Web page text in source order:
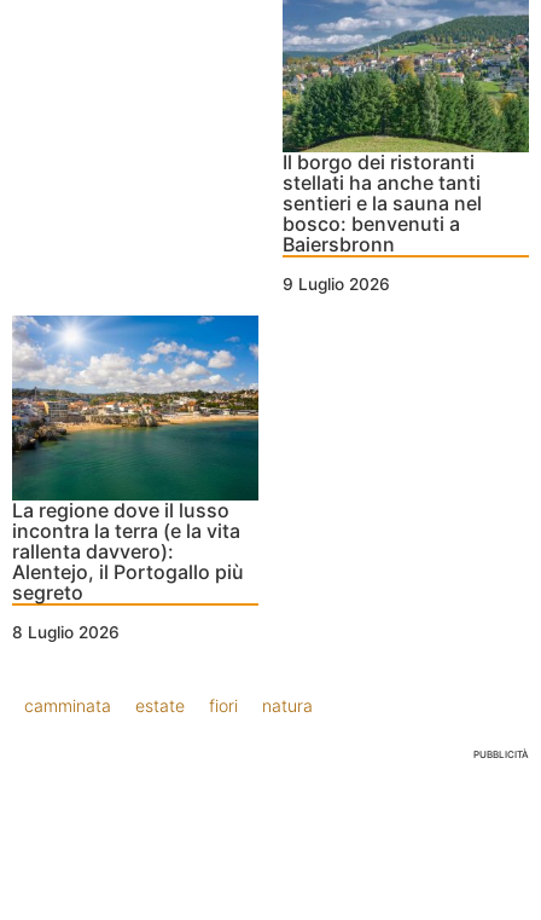
Il borgo dei ristoranti
stellati ha anche tanti
sentieri e la sauna nel
bosco: benvenuti a
Baiersbronn
9 Luglio 2026
La regione dove il lusso
incontra la terra (e la vita
rallenta davvero):
Alentejo, il Portogallo più
segreto
8 Luglio 2026
camminata estate fiori natura
PUBBLICITÀ